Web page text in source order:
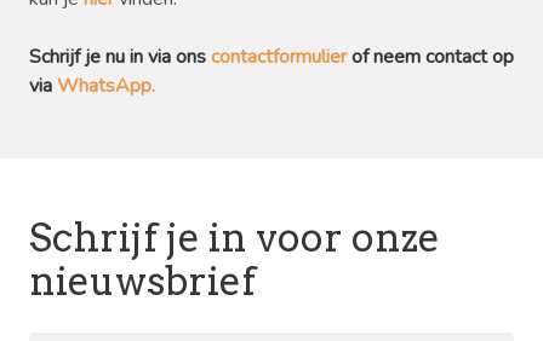
Schrijf je nu in via onscontactformulierof neem contact op
viaWhatsApp.
Schrijf je in voor onze
nieuwsbrief